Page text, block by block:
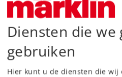
Dealer zoeken
Downloads
Onderdelen bestellen
Diensten die we
gebruiken
Hier kunt u de diensten die wij